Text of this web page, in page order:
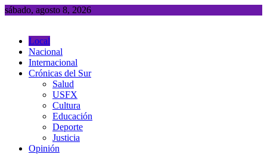
Saltar
sábado, agosto 8, 2026
Local
Nacional
Internacional
Crónicas del Sur
Salud
USFX
Cultura
Educación
Deporte
Justicia
Opinión